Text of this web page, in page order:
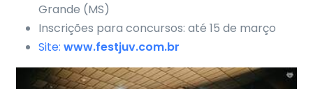
Grande (MS)
Inscrições para concursos: até 15 de março
Site: www.festjuv.com.br